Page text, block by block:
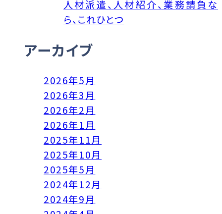
人材派遣、人材紹介、業務請負な
ら、これひとつ
アーカイブ
2026年5月
2026年3月
2026年2月
2026年1月
2025年11月
2025年10月
2025年5月
2024年12月
2024年9月